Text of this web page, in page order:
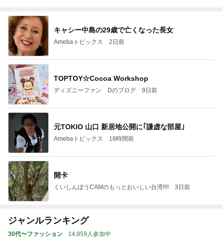
キャシー中島の29歳で亡くなった長女
Amebaトピックス 2日前
TOPTOY☆Cocoa Workshop
ディズニーファン Dのブログ 9日前
元TOKIO 山口 新居地公開に｢謙虚な部屋｣
Amebaトピックス 18時間前
開卡
くいしんぼうCAMのもっとおいしい台湾!!!! 3日前
ジャンルランキング
30代〜ファッション 14,859人参加中